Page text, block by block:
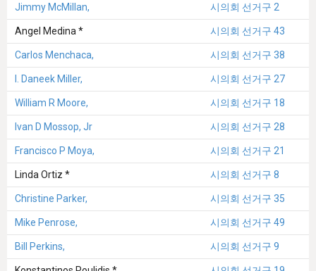
Jimmy McMillan, 시의회 선거구 2
Angel Medina * 시의회 선거구 43
Carlos Menchaca, 시의회 선거구 38
I. Daneek Miller, 시의회 선거구 27
William R Moore, 시의회 선거구 18
Ivan D Mossop, Jr 시의회 선거구 28
Francisco P Moya, 시의회 선거구 21
Linda Ortiz * 시의회 선거구 8
Christine Parker, 시의회 선거구 35
Mike Penrose, 시의회 선거구 49
Bill Perkins, 시의회 선거구 9